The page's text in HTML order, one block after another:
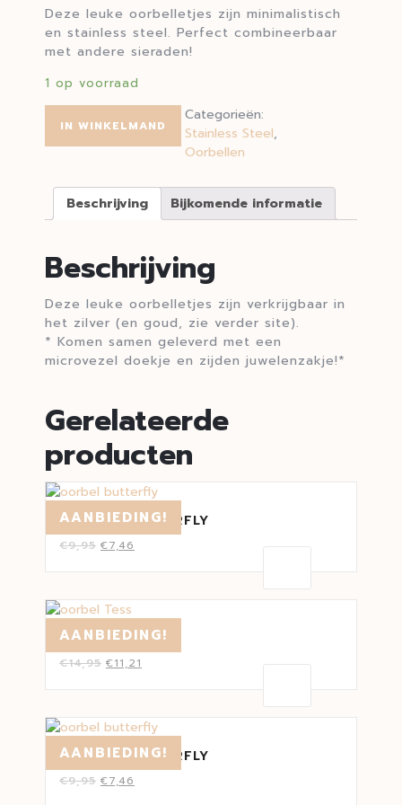
Deze leuke oorbelletjes zijn minimalistisch
en stainless steel. Perfect combineerbaar
met andere sieraden!
1 op voorraad
IN WINKELMAND
Categorieën:
Stainless Steel,
Oorbellen
Beschrijving Bijkomende informatie
Beschrijving
Deze leuke oorbelletjes zijn verkrijgbaar in
het zilver (en goud, zie verder site).
* Komen samen geleverd met een
microvezel doekje en zijden juwelenzakje!*
Gerelateerde
producten
AANBIEDING!
OORBEL BUTTERFLY
€9,95 €7,46
AANBIEDING!
OORBEL TESS
€14,95 €11,21
AANBIEDING!
OORBEL BUTTERFLY
€9,95 €7,46